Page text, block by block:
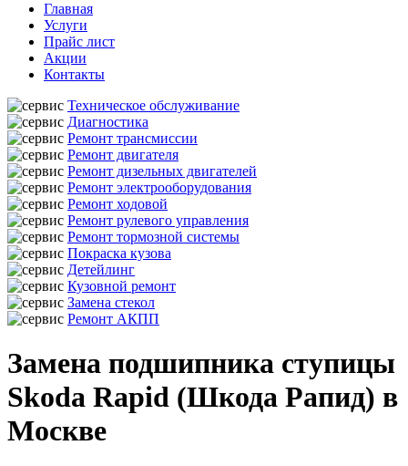
Главная
Услуги
Прайс лист
Акции
Контакты
Техническое обслуживание
Диагностика
Ремонт трансмиссии
Ремонт двигателя
Ремонт дизельных двигателей
Ремонт электрооборудования
Ремонт ходовой
Ремонт рулевого управления
Ремонт тормозной системы
Покраска кузова
Детейлинг
Кузовной ремонт
Замена стекол
Ремонт АКПП
Замена подшипника ступицы
Skoda Rapid (Шкода Рапид) в
Москве